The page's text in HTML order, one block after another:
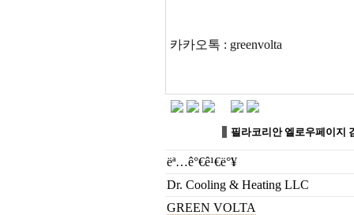
카카오톡 : greenvolta
필라코리안 엘로우페이지
ëª…ê°€ê¹€ë°¥
Dr. Cooling & Heating LLC
GREEN VOLTA